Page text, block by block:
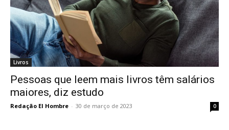
Livros
Pessoas que leem mais livros têm salários
maiores, diz estudo
Redação El Hombre - 30 de março de 2023 0